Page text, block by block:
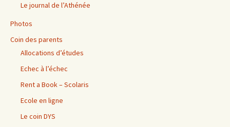
Le journal de l’Athénée
Photos
Coin des parents
Allocations d’études
Echec à l’échec
Rent a Book – Scolaris
Ecole en ligne
Le coin DYS